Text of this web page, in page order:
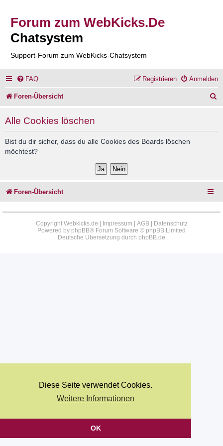
Diese Seite verwendet Cookies.
Weitere Informationen
OK
Forum zum WebKicks.De
Chatsystem
Support-Forum zum WebKicks-Chatsystem
FAQ Anmelden
Registrieren
Foren-Übersicht
Alle Cookies löschen
Bist du dir sicher, dass du alle Cookies des Boards löschen
möchtest?
Foren-Übersicht
Copyright Webkicks.de | Impressum AGB|
Datenschutz
Powered by phpBB® Forum Software © phpBB Limited
Deutsche Übersetzung durch phpBB.de